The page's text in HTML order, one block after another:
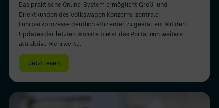
Das praktische Online-System ermöglicht Groß- und
Direktkunden des Volkswagen Konzerns, zentrale
Fuhrparkprozesse deutlich effizienter zu gestalten. Mit den
Updates der letzten Monate bietet das Portal nun weitere
attraktive Mehrwerte.
Jetzt lesen